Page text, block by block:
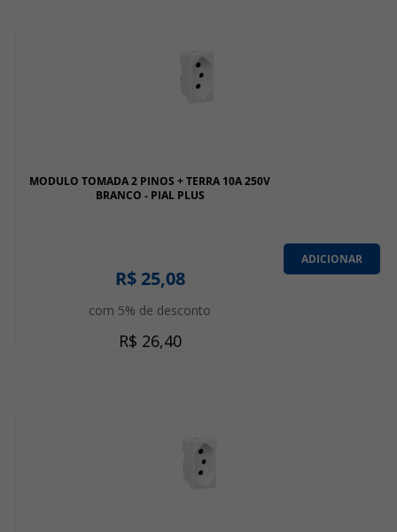
MODULO TOMADA 2 PINOS + TERRA 10A 250V
BRANCO - PIAL PLUS
R$ 25,08
com 5% de desconto
R$ 26,40
ADICIONAR